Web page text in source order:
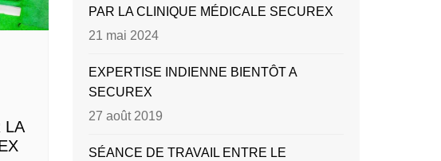
LA
PAR LA CLINIQUE MÉDICALE SECUREX
21 mai 2024
EXPERTISE INDIENNE BIENTÔT A
SECUREX
27 août 2019
SÉANCE DE TRAVAIL ENTRE LE